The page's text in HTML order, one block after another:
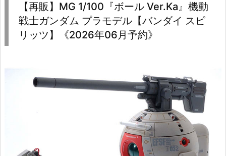
【再販】MG 1/100『ボール Ver.Ka』機動
戦士ガンダム プラモデル【バンダイ スピ
リッツ】《2026年06月予約》